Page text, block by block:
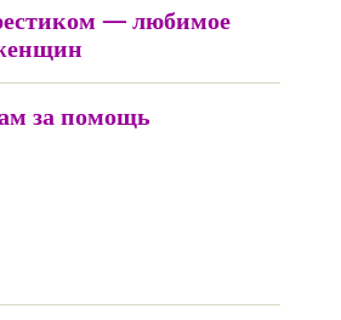
— любимое
за помощь